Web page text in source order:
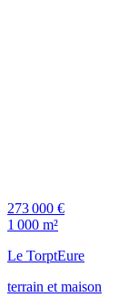
273 000 €
1 000 m²
Le TorptEure
terrain et maison